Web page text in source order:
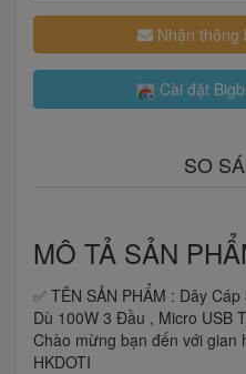
Nhận thông
Cài đặt
SO
MÔ TẢ SẢN
✅ TÊN SẢN PHẨM : Dây
Dù 100W 3 Đầu , Micro USB
Chào mừng bạn đến với gian
HKDOTI